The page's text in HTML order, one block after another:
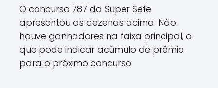
O concurso 787 da Super Sete
apresentou as dezenas acima. Não
houve ganhadores na faixa principal, o
que pode indicar acúmulo de prêmio
para o próximo concurso.